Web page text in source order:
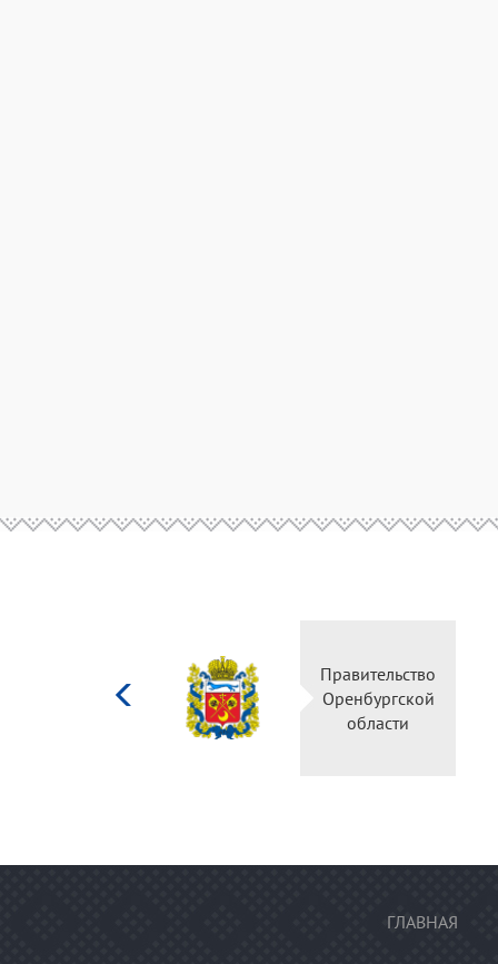
Министерство
культуры
Российской
ГЛАВНАЯ